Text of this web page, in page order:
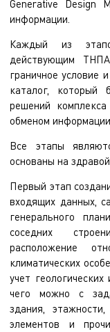
Generative Design
информации.
Каждый из
действующим
граничное условие
каталог, который
решений
обменом
Все этапы
основаны на
Первый этап
входящих данных,
генерального
соседних
расположение
климатических
учет
чего можно с
здания,
элементов и